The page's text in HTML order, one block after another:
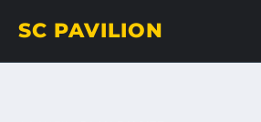
SC PAVILION